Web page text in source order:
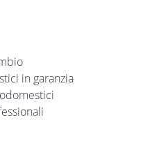
in garanzia